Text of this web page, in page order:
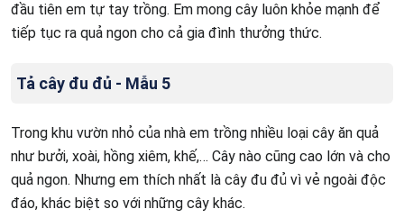
đầu tiên em tự tay trồng. Em mong cây luôn khỏe mạnh để
tiếp tục ra quả ngon cho cả gia đình thưởng thức.
Tả cây đu đủ - Mẫu 5
Trong khu vườn nhỏ của nhà em trồng nhiều loại cây ăn quả
như bưởi, xoài, hồng xiêm, khế,… Cây nào cũng cao lớn và cho
quả ngon. Nhưng em thích nhất là cây đu đủ vì vẻ ngoài độc
đáo, khác biệt so với những cây khác.